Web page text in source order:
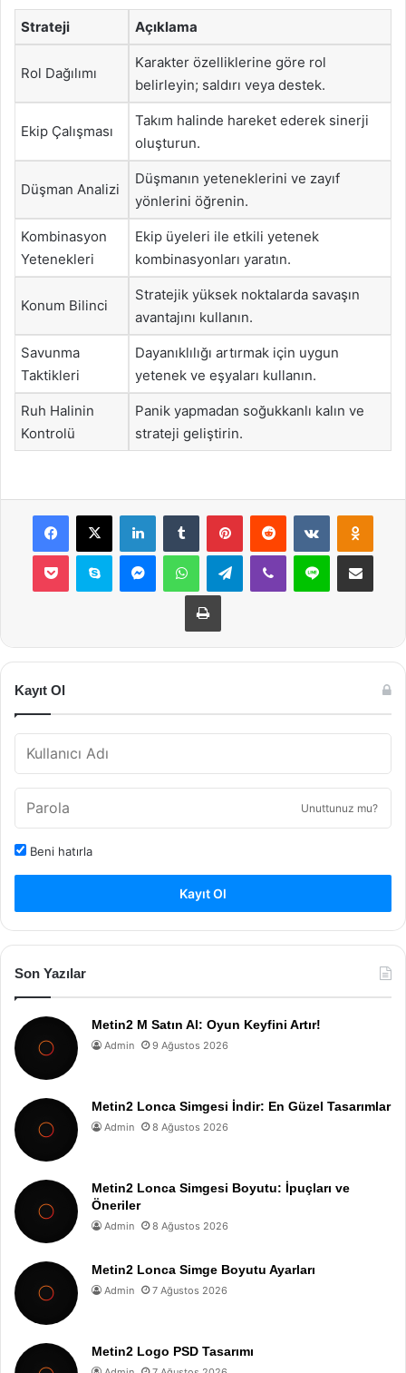
Strateji Açıklama
Rol Dağılımı
Karakter özelliklerine göre rol
belirleyin; saldırı veya destek.
Ekip Çalışması
Takım halinde hareket ederek sinerji
oluşturun.
Düşman Analizi
Düşmanın yeteneklerini ve zayıf
yönlerini öğrenin.
Kombinasyon
Yetenekleri
Ekip üyeleri ile etkili yetenek
kombinasyonları yaratın.
Konum Bilinci
Stratejik yüksek noktalarda savaşın
avantajını kullanın.
Savunma
Taktikleri
Dayanıklılığı artırmak için uygun
yetenek ve eşyaları kullanın.
Ruh Halinin
Kontrolü
Panik yapmadan soğukkanlı kalın ve
strateji geliştirin.
Facebook
X LinkedInTumblr PinterestReddit VKontakte
Pocket Skype MessengerWhatsAppTelegramViber Line E-Posta ile
Yazdır
Kayıt Ol
Unuttunuz mu?
Beni hatırla
Kayıt Ol
Son Yazılar
Metin2 M Satın Al: Oyun Keyfini Artır!
Admin 9 Ağustos 2026
Metin2 Lonca Simgesi İndir: En Güzel Tasarımlar
Admin 8 Ağustos 2026
Metin2 Lonca Simgesi Boyutu: İpuçları ve
Öneriler
Admin 8 Ağustos 2026
Metin2 Lonca Simge Boyutu Ayarları
Admin 7 Ağustos 2026
Metin2 Logo PSD Tasarımı